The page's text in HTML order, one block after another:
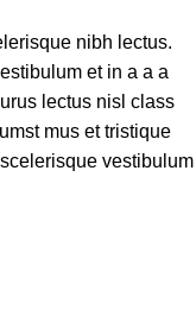
nibh lectus.
et in a a a
lectus nisl class
mus et tristique
vestibulum